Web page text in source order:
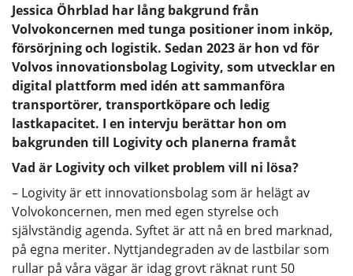
Jessica Öhrblad har lång bakgrund från
Volvokoncernen med tunga positioner inom inköp,
försörjning och logistik. Sedan 2023 är hon vd för
Volvos innovationsbolag Logivity, som utvecklar en
digital plattform med idén att sammanföra
transportörer, transportköpare och ledig
lastkapacitet. I en intervju berättar hon om
bakgrunden till Logivity och planerna framåt
Vad är Logivity och vilket problem vill ni lösa?
– Logivity är ett innovationsbolag som är helägt av
Volvokoncernen, men med egen styrelse och
självständig agenda. Syftet är att nå en bred marknad,
på egna meriter. Nyttjandegraden av de lastbilar som
rullar på våra vägar är idag grovt räknat runt 50